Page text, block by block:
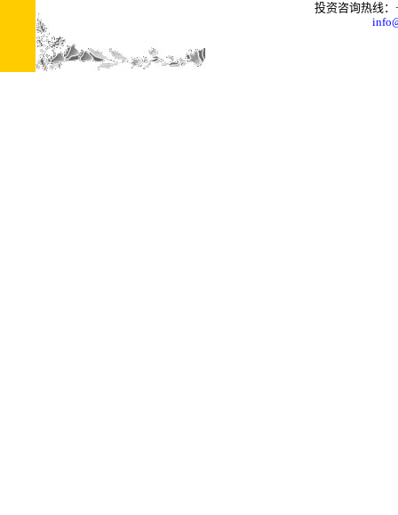
投资咨询热线：